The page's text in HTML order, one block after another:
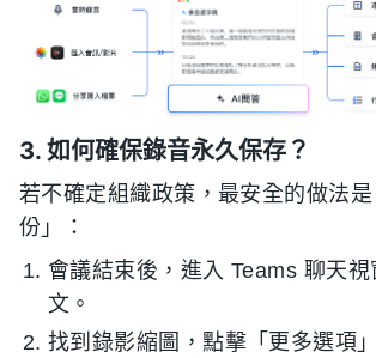
3. 如何確保錄音永久保存？
若不確定組織政策，最安全的做法
份」：
會議結束後，進入 Teams 聊天
文。
找到錄影縮圖，點擊「更多選項